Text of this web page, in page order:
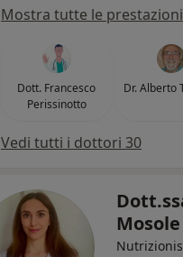
Mostra tutte le prestazioni
Dott. Francesco
Perissinotto
Dr. Alberto
Vedi tutti i dottori 30
Mosole